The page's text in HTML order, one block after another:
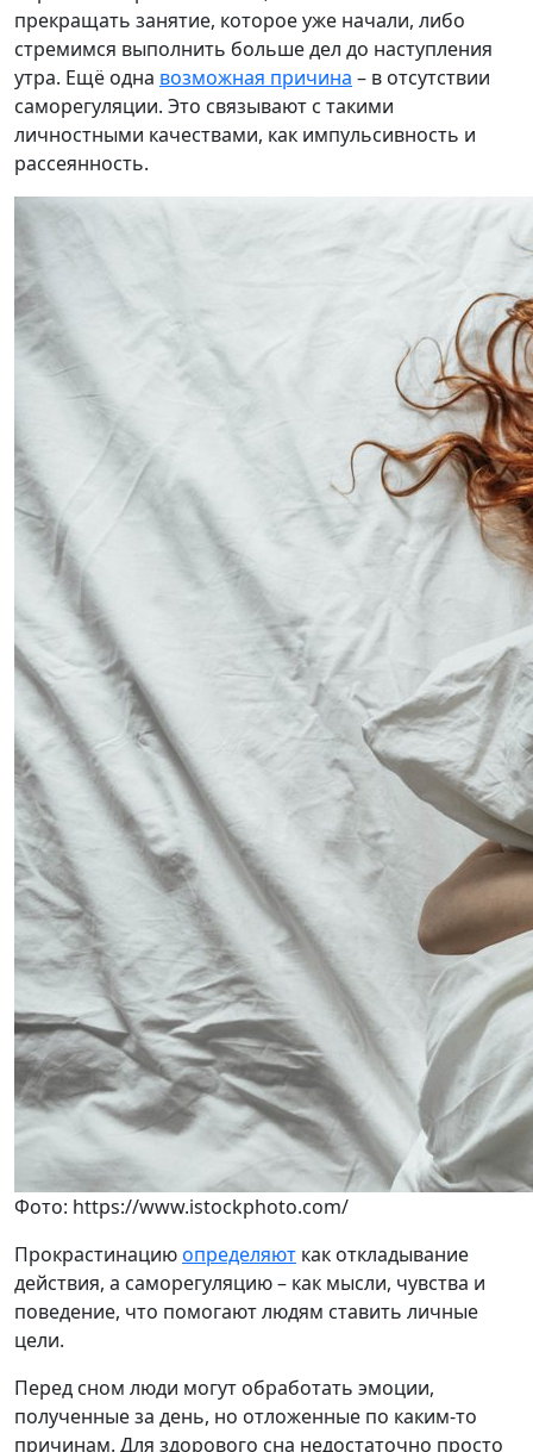
прекращать занятие, которое уже начали, либо
стремимся выполнить больше дел до наступления
утра. Ещё одна возможная причина – в отсутствии
саморегуляции. Это связывают с такими
личностными качествами, как импульсивность и
рассеянность.
Фото: https://www.istockphoto.com/
Прокрастинациюопределяют как откладывание
действия, а саморегуляцию – как мысли, чувства и
поведение, что помогают людям ставить личные
цели.
Перед сном люди могут обработать эмоции,
полученные за день, но отложенные по каким-то
причинам. Для здорового сна недостаточно просто